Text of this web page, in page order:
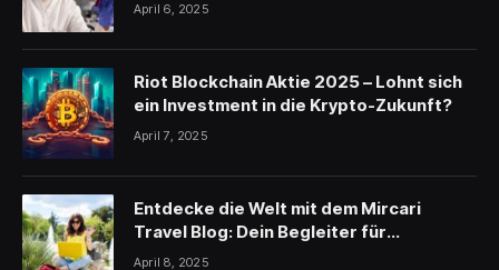
April 6, 2025
Riot Blockchain Aktie 2025 – Lohnt sich
ein Investment in die Krypto-Zukunft?
April 7, 2025
Entdecke die Welt mit dem Mircari
Travel Blog: Dein Begleiter für
unvergessliche Reisen
April 8, 2025